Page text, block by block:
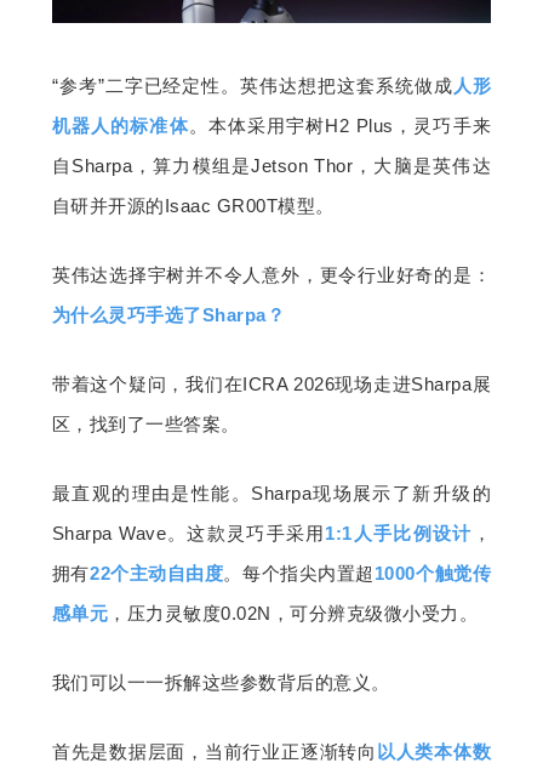
“参考”二字已经定性。英伟达想把这套系统做成 人形
机器人的标准体。本体采用宇树H2 Plus，灵巧手来
自Sharpa，算力模组是Jetson Thor，大脑是英伟达
自研并开源的Isaac GR00T模型。
英伟达选择宇树并不令人意外，更令行业好奇的是：
为什么灵巧手选了Sharpa？
带着这个疑问，我们在ICRA 2026现场走进Sharpa展
区，找到了一些答案。
最直观的理由是性能。Sharpa现场展示了新升级的
Sharpa Wave。这款灵巧手采用1:1人手比例设计 ，
拥有22个主动自由度。每个指尖内置超 1000个触觉传
感单元 ，压力灵敏度0.02N，可分辨克级微小受力。
我们可以一一拆解这些参数背后的意义。
首先是数据层面，当前行业正逐渐转向 以人类本体数